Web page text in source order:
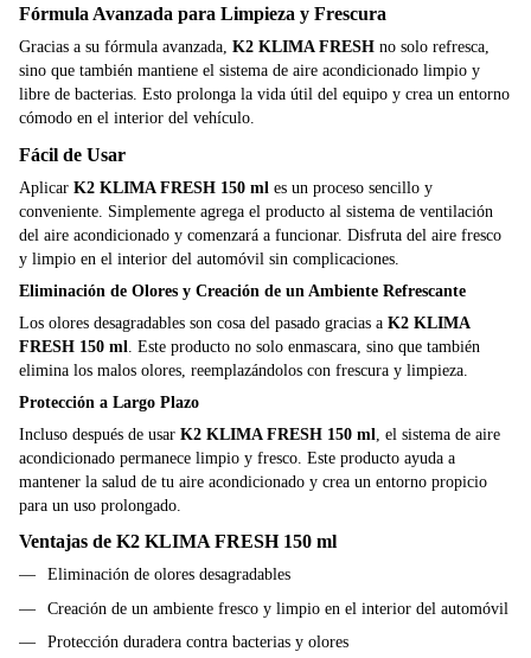
Fórmula Avanzada para Limpieza y Frescura
Gracias a su fórmula avanzada, K2 KLIMA FRESH no solo refresca,
sino que también mantiene el sistema de aire acondicionado limpio y
libre de bacterias. Esto prolonga la vida útil del equipo y crea un entorno
cómodo en el interior del vehículo.
Fácil de Usar
Aplicar K2 KLIMA FRESH 150 ml es un proceso sencillo y
conveniente. Simplemente agrega el producto al sistema de ventilación
del aire acondicionado y comenzará a funcionar. Disfruta del aire fresco
y limpio en el interior del automóvil sin complicaciones.
Eliminación de Olores y Creación de un Ambiente Refrescante
Los olores desagradables son cosa del pasado gracias a K2 KLIMA
FRESH 150 ml . Este producto no solo enmascara, sino que también
elimina los malos olores, reemplazándolos con frescura y limpieza.
Protección a Largo Plazo
Incluso después de usar K2 KLIMA FRESH 150 ml , el sistema de aire
acondicionado permanece limpio y fresco. Este producto ayuda a
mantener la salud de tu aire acondicionado y crea un entorno propicio
para un uso prolongado.
Ventajas de K2 KLIMA FRESH 150 ml
Eliminación de olores desagradables
Creación de un ambiente fresco y limpio en el interior del automóvil
Protección duradera contra bacterias y olores